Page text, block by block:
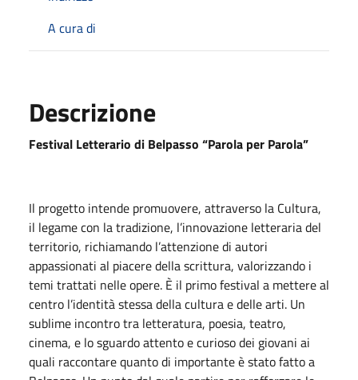
A cura di
Descrizione
Festival Letterario di Belpasso “Parola per Parola”
Il progetto intende promuovere, attraverso la Cultura,
il legame con la tradizione, l’innovazione letteraria del
territorio, richiamando l’attenzione di autori
appassionati al piacere della scrittura, valorizzando i
temi trattati nelle opere. È il primo festival a mettere al
centro l’identità stessa della cultura e delle arti. Un
sublime incontro tra letteratura, poesia, teatro,
cinema, e lo sguardo attento e curioso dei giovani ai
quali raccontare quanto di importante è stato fatto a